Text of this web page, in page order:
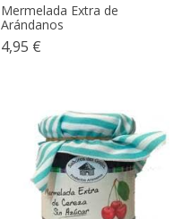
Mermelada Extra de
Arándanos
4,95 €